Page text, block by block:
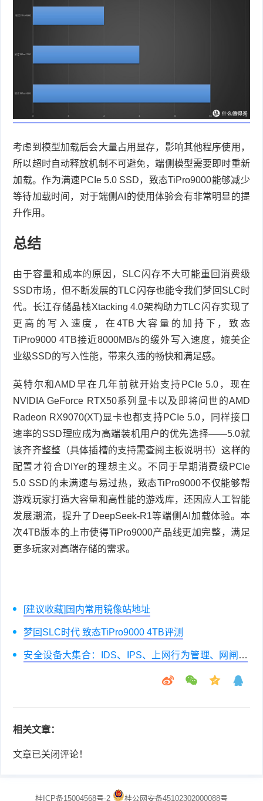
考虑到模型加载后会大量占用显存，影响其他程序使用，
所以超时自动释放机制不可避免，端侧模型需要即时重新
加载。作为满速PCIe 5.0 SSD，致态TiPro9000能够减少
等待加载时间，对于端侧AI 的使用体验会有非常明显的提
升作用。
总结
由于容量和成本的原因， SLC闪存不大可能重回消费级
SSD市场，但不断发展的TLC闪存也能令我们梦回 SLC时
代。长江存储晶栈Xtacking 4.0架构助力TLC闪存实现了
更高的写入速度，在4TB 大容量的加持下，致态
TiPro9000 4TB接近8000MB/s的缓外写入速度，媲美企
业级SSD的写入性能，带来久违的畅快和满足感。
英特尔和AMD早在几年前就开始支持 PCIe 5.0 ，现在
NVIDIA GeForce RTX50系列显卡以及即将问世的AMD
Radeon RX9070(XT)显卡也都支持PCIe 5.0，同样接口
速率的SSD理应成为高端装机用户的优先选择——5.0就
该齐齐整整（具体插槽的支持需查阅主板说明书）这样的
配置才符合DIYer的理想主义。不同于早期消费级 PCIe
5.0 SSD的未满速与易过热，致态TiPro9000不仅能够帮
游戏玩家打造大容量和高性能的游戏库，还因应人工智能
发展潮流，提升了 DeepSeek-R1等端侧 AI 加载体验。本
次4TB版本的上市使得TiPro9000产品线更加完整，满足
更多玩家对高端存储的需求。
[建议收藏]国内常用镜像站地址
梦回SLC时代 致态TiPro9000 4TB评测
安全设备大集合：IDS、IPS、上网行为管理、网闸、
相关文章：
文章已关闭评论！
桂ICP备15004568号-2 桂公网安备45102302000088号